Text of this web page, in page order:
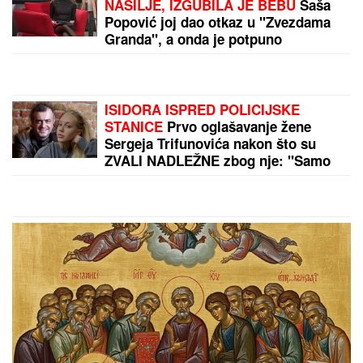
REKONSTRUKCIJA ĆE OTKRITI KOJI
JE UDARAC BIO FATALAN!"
Stručnjaci o zločinu na Novom
Legendarni Boris Beker provodi leto
sa ZGODNIM SINOVIMA, porodična
fotografija ZAPALILA Instagram:
Ovo je prizor kakav se RETKO viđa!